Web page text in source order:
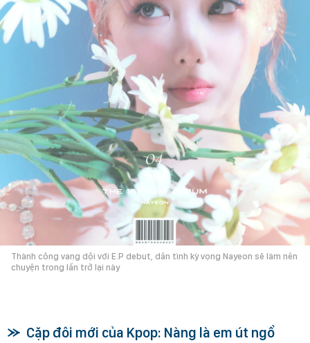
Thành công vang dội với E.P debut, dân tình kỳ vọng Nayeon sẽ làm nên
chuyện trong lần trở lại này
Cặp đôi mới của Kpop: Nàng là em út ngổ